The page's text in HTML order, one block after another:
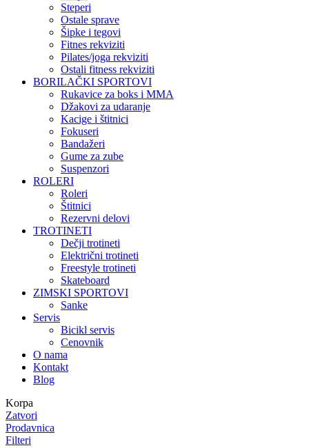
Steperi
Ostale sprave
Šipke i tegovi
Fitnes rekviziti
Pilates/joga rekviziti
Ostali fitness rekviziti
BORILAČKI SPORTOVI
Rukavice za boks i MMA
Džakovi za udaranje
Kacige i štitnici
Fokuseri
Bandažeri
Gume za zube
Suspenzori
ROLERI
Roleri
Štitnici
Rezervni delovi
TROTINETI
Dečji trotineti
Električni trotineti
Freestyle trotineti
Skateboard
ZIMSKI SPORTOVI
Sanke
Servis
Bicikl servis
Cenovnik
O nama
Kontakt
Blog
Korpa
Zatvori
Prodavnica
Filteri